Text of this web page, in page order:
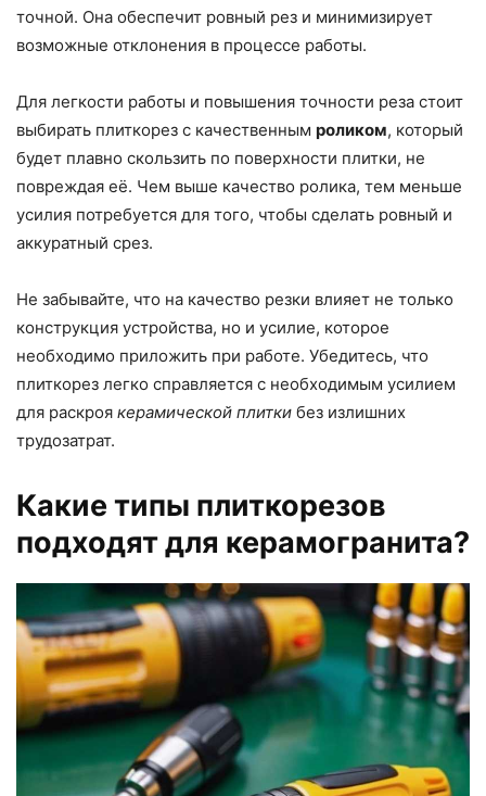
точной. Она обеспечит ровный рез и минимизирует
возможные отклонения в процессе работы.
Для легкости работы и повышения точности реза стоит
выбирать плиткорез с качественным роликом, который
будет плавно скользить по поверхности плитки, не
повреждая её. Чем выше качество ролика, тем меньше
усилия потребуется для того, чтобы сделать ровный и
аккуратный срез.
Не забывайте, что на качество резки влияет не только
конструкция устройства, но и усилие, которое
необходимо приложить при работе. Убедитесь, что
плиткорез легко справляется с необходимым усилием
для раскроя керамической плитки без излишних
трудозатрат.
Какие типы плиткорезов
подходят для керамогранита?